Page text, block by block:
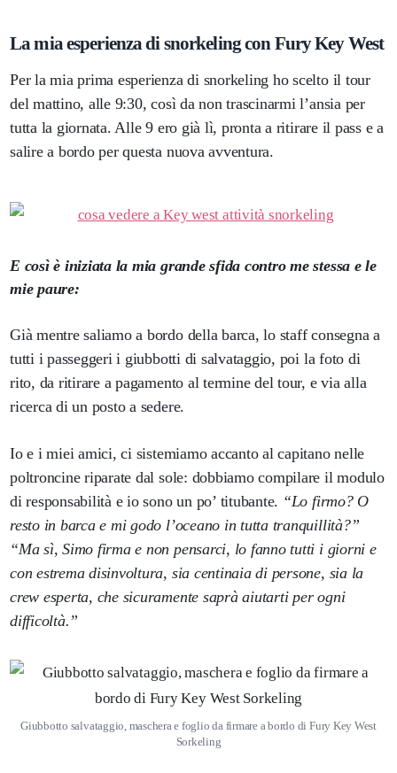
La mia esperienza di snorkeling con Fury Key West
Per la mia prima esperienza di snorkeling ho scelto il tour
del mattino, alle 9:30, così da non trascinarmi l’ansia per
tutta la giornata. Alle 9 ero già lì, pronta a ritirare il pass e a
salire a bordo per questa nuova avventura.
E così è iniziata la mia grande sfida contro me stessa e le
mie paure:
Già mentre saliamo a bordo della barca, lo staff consegna a
tutti i passeggeri i giubbotti di salvataggio, poi la foto di
rito, da ritirare a pagamento al termine del tour, e via alla
ricerca di un posto a sedere.
Io e i miei amici, ci sistemiamo accanto al capitano nelle
poltroncine riparate dal sole: dobbiamo compilare il modulo
di responsabilità e io sono un po’ titubante. “Lo firmo? O
resto in barca e mi godo l’oceano in tutta tranquillità?”
“Ma sì, Simo firma e non pensarci, lo fanno tutti i giorni e
con estrema disinvoltura, sia centinaia di persone, sia la
crew esperta, che sicuramente saprà aiutarti per ogni
difficoltà.”
Giubbotto salvataggio, maschera e foglio da firmare a bordo di Fury Key West
Sorkeling